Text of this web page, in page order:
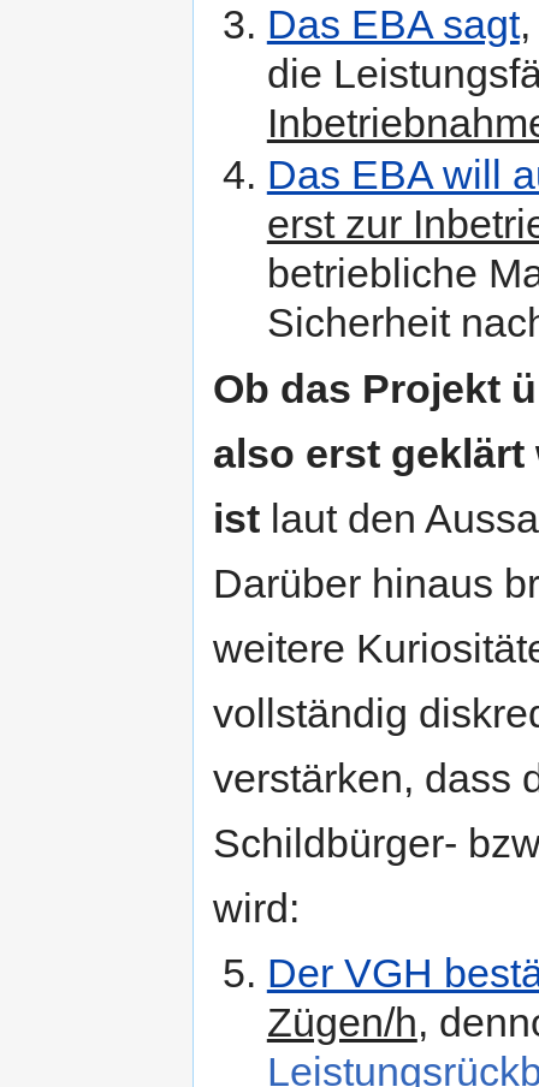
Das EBA sagt
die
Das EBA will
erst zur
betriebliche
Sicherheit
Ob das Projekt
also erst geklärt
ist laut den
Darüber hinaus
weitere
vollständig
verstärken, dass
Schildbürger-
wird:
Der VGH
Zügen/h,